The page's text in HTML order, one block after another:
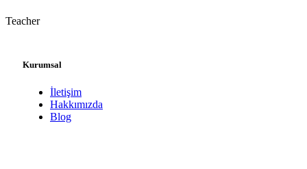
Teacher
Kurumsal
İletişim
Hakkımızda
Blog